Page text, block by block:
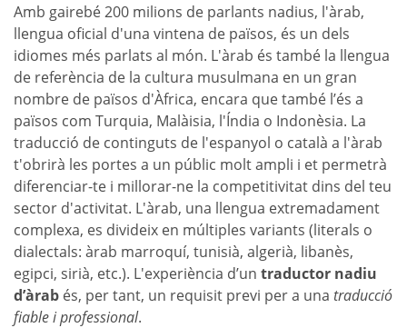
Amb gairebé 200 milions de parlants nadius, l'àrab,
llengua oficial d'una vintena de països, és un dels
idiomes més parlats al món. L'àrab és també la llengua
de referència de la cultura musulmana en un gran
nombre de països d'Àfrica, encara que també l’és a
països com Turquia, Malàisia, l'Índia o Indonèsia. La
traducció de continguts de l'espanyol o català a l'àrab
t'obrirà les portes a un públic molt ampli i et permetrà
diferenciar-te i millorar-ne la competitivitat dins del teu
sector d'activitat. L'àrab, una llengua extremadament
complexa, es divideix en múltiples variants (literals o
dialectals: àrab marroquí, tunisià, algerià, libanès,
egipci, sirià, etc.). L'experiència d’un traductor nadiu
d’àrab és, per tant, un requisit previ per a una traducció
fiable i professional.